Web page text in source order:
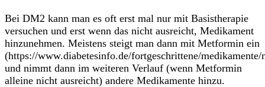
Bei DM2 kann man es oft erst mal nur mit Basistherapie
versuchen und erst wenn das nicht ausreicht, Medikament
hinzunehmen. Meistens steigt man dann mit Metformin ein
(https://www.diabetesinfo.de/fortgeschrittene/
und nimmt dann im weiteren Verlauf (wenn Metformin
alleine nicht ausreicht) andere Medikamente hinzu.